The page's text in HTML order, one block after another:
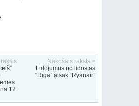
12
Nākošais raksts >
Lidojumus no lidostas
“Rīga” atsāk “Ryanair”